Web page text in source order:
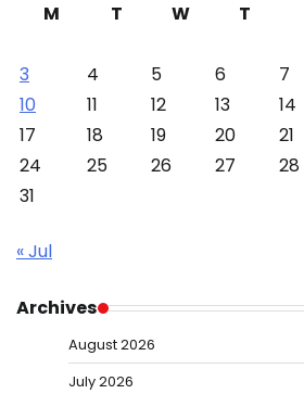
M
T W T
3
4 5 6 7
10
11 12 13 14
17
18 19 20 21
24
25 26 27 28
31
« Jul
Archives
August 2026
July 2026